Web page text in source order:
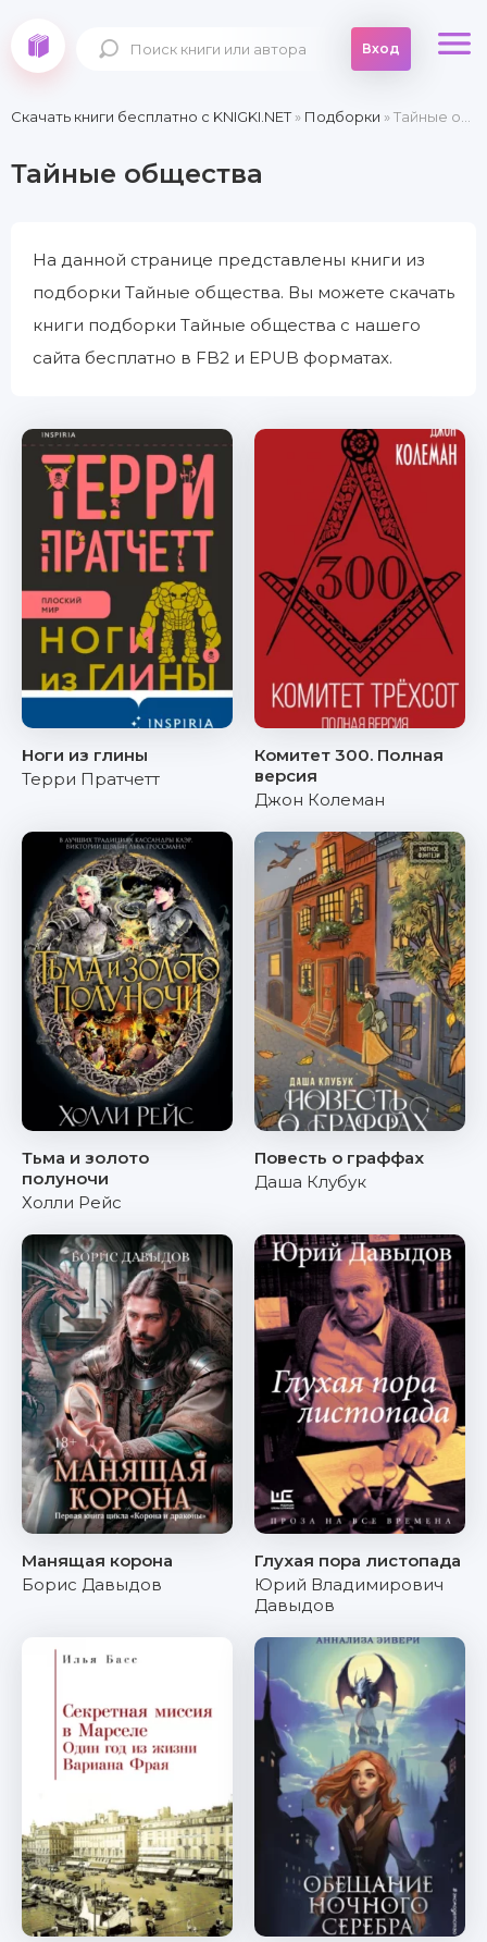
Вход
Скачать книги бесплатно c KNIGKI.NET» Подборки » Тайные общества
Тайные общества
На данной странице представлены книги из
подборки Тайные общества. Вы можете скачать
книги подборки Тайные общества с нашего
сайта бесплатно в FB2 и EPUB форматах.
Ноги из глины
Терри Пратчетт
Комитет 300. Полная
версия
Джон Колеман
Тьма и золото
полуночи
Холли Рейс
Повесть о граффах
Даша Клубук
Манящая корона
Борис Давыдов
Глухая пора листопада
Юрий Владимирович
Давыдов